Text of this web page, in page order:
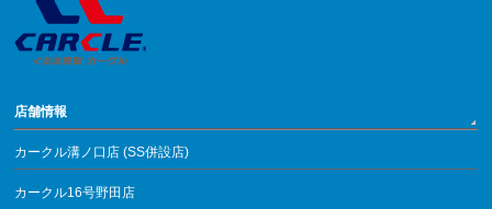
店舗情報
カークル溝ノ口店 (SS併設店)
カークル16号野田店